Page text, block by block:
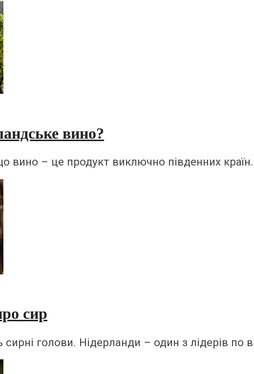
вино?
вино – це продукт виключно південних
сир
голови. Нідерланди – один з лідерів по